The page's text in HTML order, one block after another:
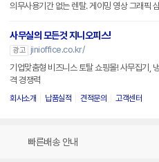
의무사용기간 없는 렌탈. 게이밍 영상 그래픽
사무실의 모든것 지니오피스!
광고
jinioffice.co.kr/
기업맞춤형 비즈니스 토탈 쇼핑몰! 사무집기,
격 경쟁력
회사소개 납품실적 견적문의 고객센터
빠른배송 안내